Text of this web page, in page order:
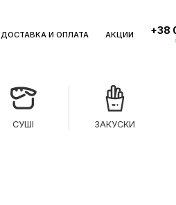
ДОСТАВКА И ОПЛАТА АКЦИИ +38
СУШІ ЗАКУСКИ